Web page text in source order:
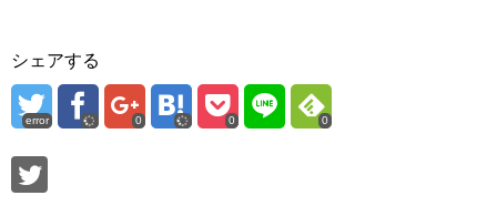
シェアする
error 0 0 0